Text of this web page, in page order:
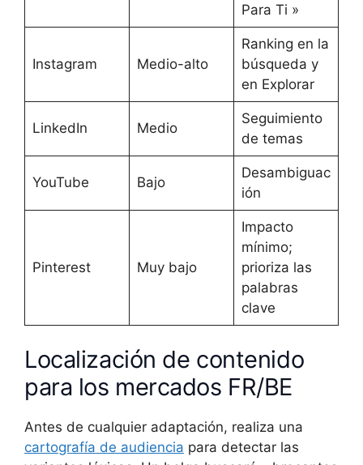
Para Ti »
Instagram Medio-alto
Ranking en la
búsqueda y
en Explorar
LinkedIn Medio
Seguimiento
de temas
YouTube Bajo
Desambiguac
ión
Pinterest Muy bajo
Impacto
mínimo;
prioriza las
palabras
clave
Localización de contenido
para los mercados FR/BE
Antes de cualquier adaptación, realiza una
cartografía de audiencia para detectar las